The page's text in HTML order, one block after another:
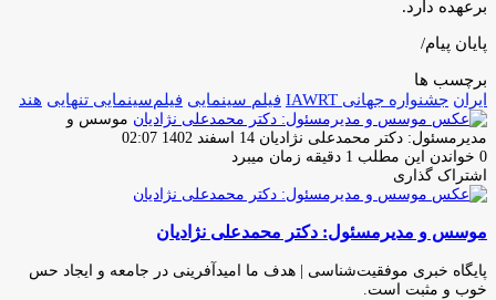
برعهده دارد.
پایان پیام/
برچسب ها
ایران جشنواره جهانی IAWRT فیلم سینمایی فیلم‌سینمایی تنهایی هند
موسس و
مدیرمسئول: دکتر محمدعلی نژادیان ارسال
ایمیل
14 اسفند 1402 02:07
0 خواندن این مطلب 1 دقیقه زمان میبرد
اشتراک گذاری
فیس
توئیتر
لینکدین
واتس
تلگرام
اشتراک
از
ایمیل
چاپ
موسس و مدیرمسئول: دکتر محمدعلی نژادیان
پایگاه خبری موفقیت‌شناسی | هدف ما امیدآفرینی در جامعه و ایجاد حس
خوب و مثبت است.